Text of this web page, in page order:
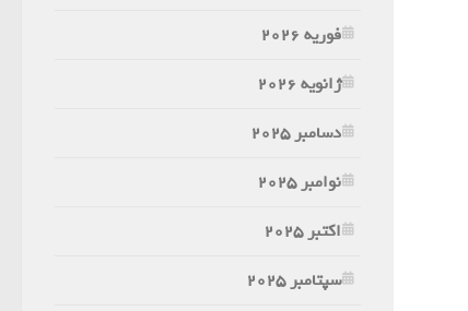
فوریه 2026
ژانویه 2026
دسامبر 2025
نوامبر 2025
اکتبر 2025
سپتامبر 2025